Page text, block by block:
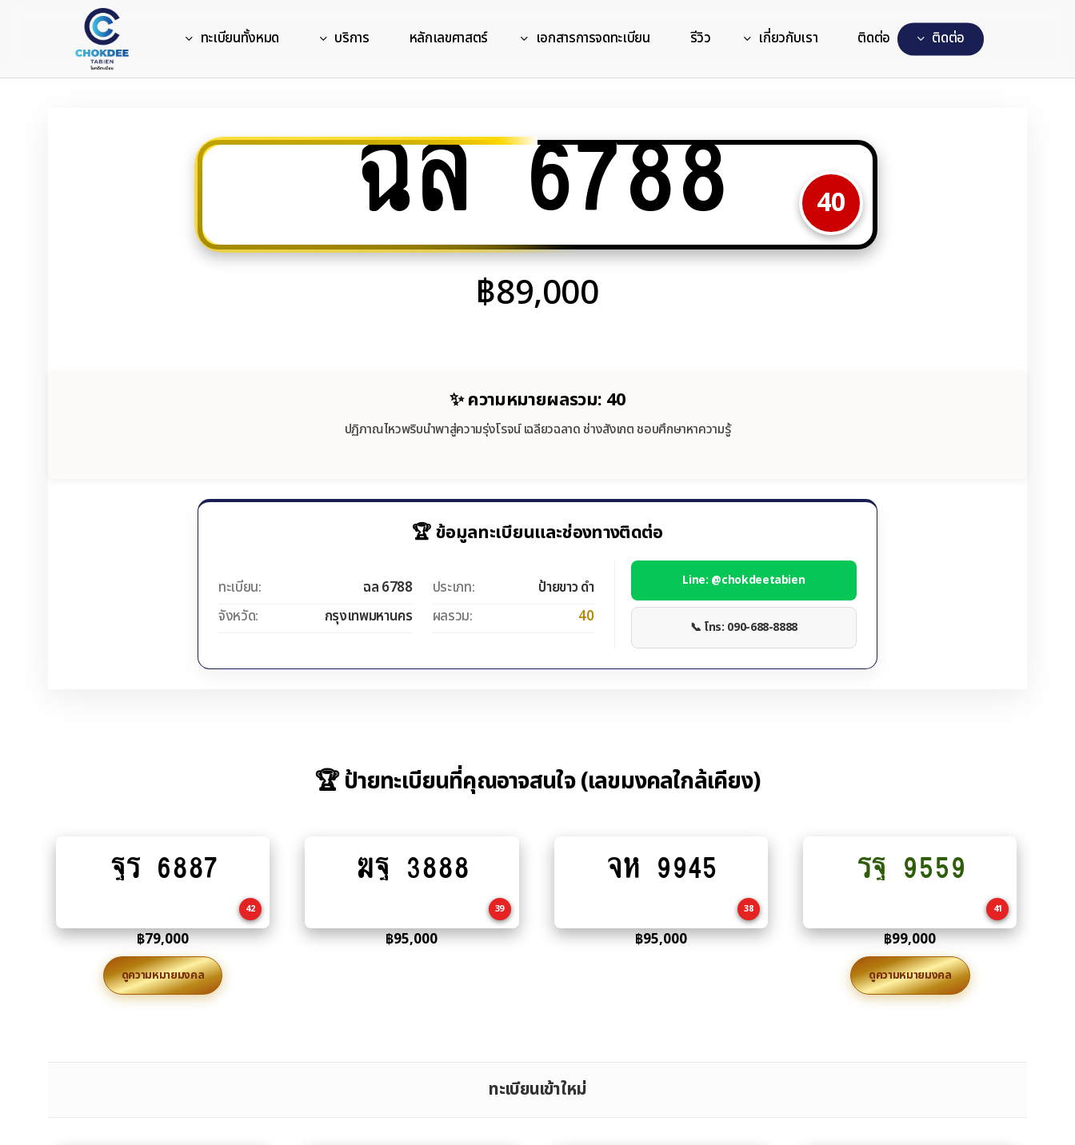
content
ทะเบียนทั้งหมด บริการ หลักเลขศาสตร์ เอกสารการจดทะเบียน รีวิว เกี่ยวกับเรา ติดต่อ ตดตอ
ฉล 6788 40
฿89,000
✨ ความหมายผลรวม: 40
ปฏิภาณไหวพริบนำพาสู่ความรุ่งโรจน์ เฉลียวฉลาด ช่างสังเกต ชอบศึกษาหาความรู้
🏆 ข้อมูลทะเบียนและช่องทางติดต่อ
ทะเบียน:
ฉล 6788
จังหวัด:
กรุงเทพมหานคร
ประเภท:
ป้ายขาว ดำ
ผลรวม:
40
Line: @chokdeetabien
📞 โทร: 090-688-8888
🏆 ป้ายทะเบียนที่คุณอาจสนใจ (เลขมงคลใกล้เคียง)
Add
to
ฐร 6887
42
฿79,000
ดูความหมายมงคล
Add
to
ฆฐ 3888
39
฿95,000
Add
to
จห 9945
38
฿95,000
Add
to
รฐ 9559
41
฿99,000
ดูความหมายมงคล
ทะเบียนเข้าใหม่